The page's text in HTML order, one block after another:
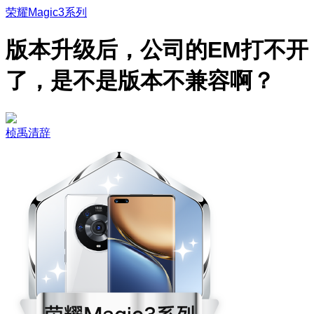
荣耀Magic3系列
版本升级后，公司的EM打不开
了，是不是版本不兼容啊？
桢禹清辞